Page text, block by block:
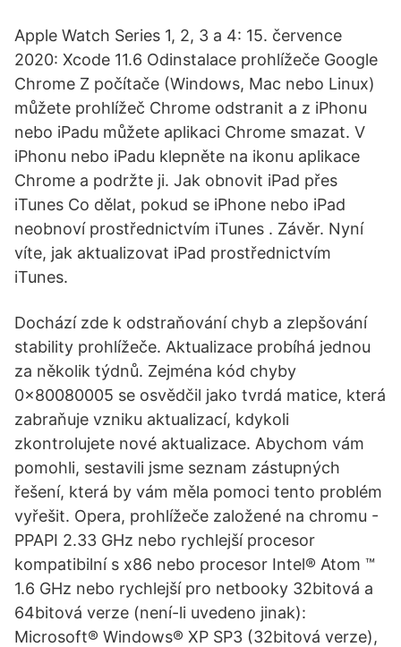
Apple Watch Series 1, 2, 3 a 4: 15. července
2020: Xcode 11.6 Odinstalace prohlížeče Google
Chrome Z počítače (Windows, Mac nebo Linux)
můžete prohlížeč Chrome odstranit a z iPhonu
nebo iPadu můžete aplikaci Chrome smazat. V
iPhonu nebo iPadu klepněte na ikonu aplikace
Chrome a podržte ji. Jak obnovit iPad přes
iTunes Co dělat, pokud se iPhone nebo iPad
neobnoví prostřednictvím iTunes . Závěr. Nyní
víte, jak aktualizovat iPad prostřednictvím
iTunes.
Dochází zde k odstraňování chyb a zlepšování
stability prohlížeče. Aktualizace probíhá jednou
za několik týdnů. Zejména kód chyby
0x80080005 se osvědčil jako tvrdá matice, která
zabraňuje vzniku aktualizací, kdykoli
zkontrolujete nové aktualizace. Abychom vám
pomohli, sestavili jsme seznam zástupných
řešení, která by vám měla pomoci tento problém
vyřešit. Opera, prohlížeče založené na chromu -
PPAPI 2.33 GHz nebo rychlejší procesor
kompatibilní s x86 nebo procesor Intel® Atom ™
1.6 GHz nebo rychlejší pro netbooky 32bitová a
64bitová verze (není-li uvedeno jinak):
Microsoft® Windows® XP SP3 (32bitová verze),